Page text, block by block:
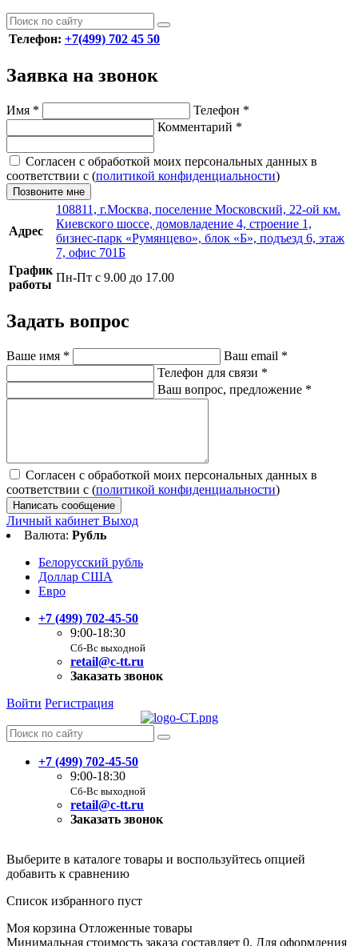
Телефон: +7(499) 702 45 50
Заявка на звонок
Имя * Телефон *
Комментарий *
Согласен с обработкой моих персональных данных в
соответствии с (политикой конфиденциальности)
Позвоните мне
Адрес
108811, г.Москва, поселение Московский, 22-ой км.
Киевского шоссе, домовладение 4, строение 1,
бизнес-парк «Румянцево», блок «Б», подъезд 6, этаж
7, офис 701Б
График
работы
Пн-Пт с 9.00 до 17.00
Задать вопрос
Ваше имя * Ваш email *
Телефон для связи *
Ваш вопрос, предложение *
Согласен с обработкой моих персональных данных в
соответствии с (политикой конфиденциальности)
Написать сообщение
Личный кабинет Выход
Валюта: Рубль
Белорусский рубль
Доллар США
Евро
+7 (499) 702-45-50
9:00-18:30
Сб-Вс выходной
retail@c-tt.ru
Заказать звонок
Войти Регистрация
+7 (499) 702-45-50
9:00-18:30
Сб-Вс выходной
retail@c-tt.ru
Заказать звонок
Выберите в каталоге товары и воспользуйтесь опцией
добавить к сравнению
Список избранного пуст
Моя корзина Отложенные товары
Минимальная стоимость заказа составляет 0. Для оформления